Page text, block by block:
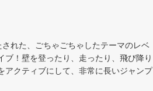
れた、ごちゃごちゃしたテーマのレベ
！壁を登ったり、走ったり、飛び降り
アクティブにして、非常に長いジャンプ